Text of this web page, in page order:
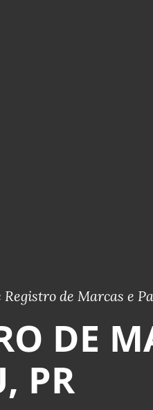
de Marcas e
DE
PR